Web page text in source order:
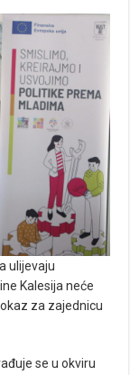
ulijevaju
Kalesija neće
za zajednicu
se u okviru